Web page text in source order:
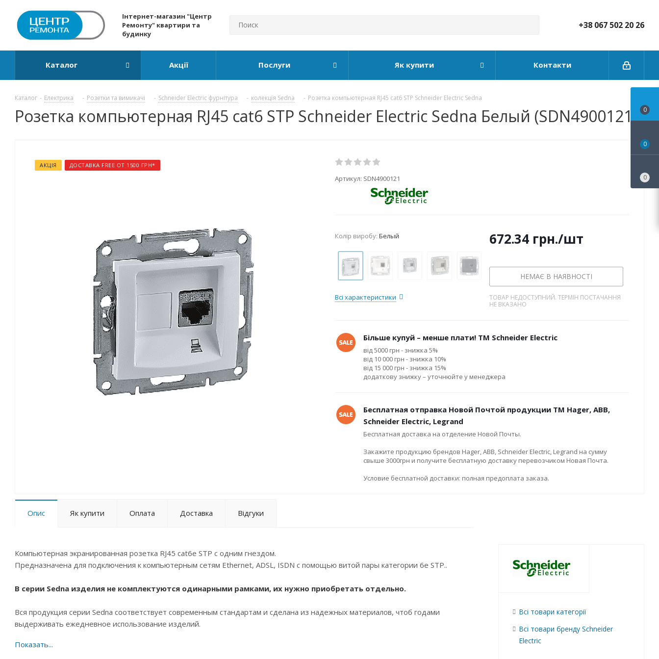
Інтернет-магазин "Центр
Ремонту" квартири та
будинку
+38 067 502 20 26
Каталог Акції Послуги Як купити Контакти
Каталог - Електрика - Розетки та вимикачі - Schneider Electric фурнітура - колекція Sedna - Розетка компьютерная RJ45 cat6 STP Schneider Electric Sedna
Розетка компьютерная RJ45 cat6 STP Schneider Electric Sedna Белый (SDN4900121)
АКЦІЯ ДОСТАВКА FREE ОТ 1500 ГРН*
Артикул: SDN4900121
Колір виробу: Белый
Всі характеристики
672.34 грн./шт
НЕМАЄ В НАЯВНОСТІ
ТОВАР НЕДОСТУПНИЙ. ТЕРМІН ПОСТАЧАННЯ
НЕ ВКАЗАНО
Більше купуй – менше плати! ТМ Schneider Electric
від 5000 грн - знижка 5%
від 10 000 грн - знижка 10%
від 15 000 грн - знижка 15%
додаткову знижку – уточнюйте у менеджера
Бесплатная отправка Новой Почтой продукции ТМ Hager, ABB,
Schneider Electric, Legrand
Бесплатная доставка на отделение Новой Почты.
Закажите продукцию брендов Hager, ABB, Schneider Electric, Legrand на сумму
свыше 3000грн и получите бесплатную доставку перевозчиком Новая Почта.
Условие бесплатной доставки: полная предоплата заказа.
Опис Як купити Оплата Доставка Відгуки
Компьютерная экранированная розетка RJ45 cat6e STP с одним гнездом.
Предназначена для подключения к компьютерным сетям Ethernet, ADSL, ISDN с помощью витой пары категории 6е STP..
В серии Sedna изделия не комплектуются одинарными рамками, их нужно приобретать отдельно.
Вся продукция серии Sedna соответствует современным стандартам и сделана из надежных материалов, чтоб годами
выдерживать ежедневное использование изделий.
Преимущества:
Всі товари категорії
Всі товари бренду Schneider
Electric
0
0
0